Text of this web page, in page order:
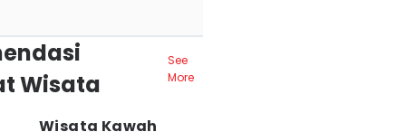
Wisata
See
More
Wisata Kawah